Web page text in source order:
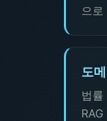
으로
도
법률